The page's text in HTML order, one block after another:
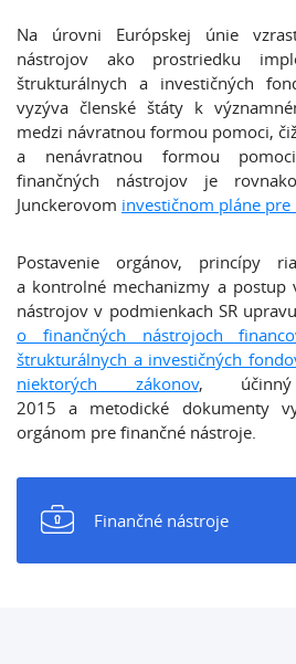
Na úrovni Európskej únie
nástrojov ako prostriedku
štrukturálnych a investičných
vyzýva členské štáty k
medzi návratnou formou pomoci,
a nenávratnou formou
finančných nástrojov je
Junckerovom investičnom pláne pre
Postavenie orgánov, princípy
a kontrolné mechanizmy a postup
nástrojov v podmienkach SR
o finančných nástrojoch
štrukturálnych a investičných
niektorých zákonov,
2015 a metodické dokumenty
orgánom pre finančné nástroje.
Finančné nástroje